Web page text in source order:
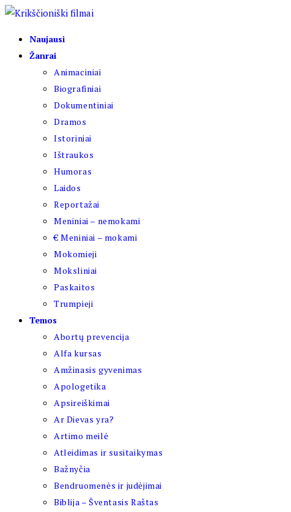
Skip
content
Naujausi
Žanrai
Animaciniai
Biografiniai
Dokumentiniai
Dramos
Istoriniai
Ištraukos
Humoras
Laidos
Reportažai
Meniniai – nemokami
€ Meniniai – mokami
Mokomieji
Moksliniai
Paskaitos
Trumpieji
Temos
Abortų prevencija
Alfa kursas
Amžinasis gyvenimas
Apologetika
Apsireiškimai
Ar Dievas yra?
Artimo meilė
Atleidimas ir susitaikymas
Bažnyčia
Bendruomenės ir judėjimai
Biblija – Šventasis Raštas